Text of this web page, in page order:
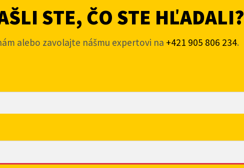
STE, ČO STE HĽADALI?
alebo zavolajte nášmu expertovi na +421 905 806 234.